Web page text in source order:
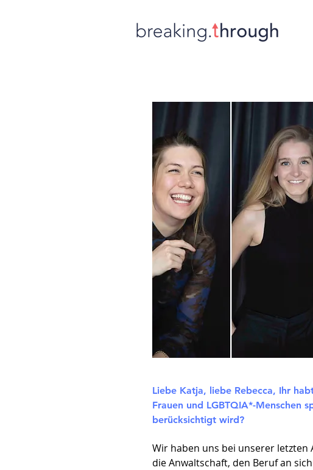
Liebe Katja, liebe Rebecca, Ihr
Frauen und LGBTQIA*-Menschen
berücksichtigt wird?
Wir haben uns bei unserer
die Anwaltschaft, den Beruf an